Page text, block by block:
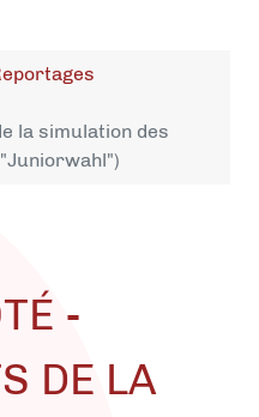
la simulation des
-
DE LA